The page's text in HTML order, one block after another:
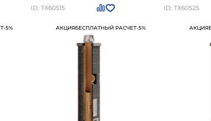
КераСтиль
можно приобрести вСанкт-
-5%
ID: ТХ60515
АКЦИЯБЕСПЛАТНЫЙ РАСЧЕТ-5%
ID: ТХ60525
АКЦИЯ